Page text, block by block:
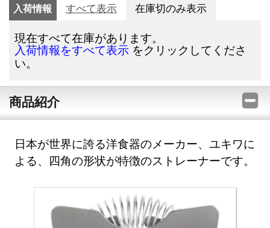
入荷情報 すべて表示 在庫切のみ表示
現在すべて在庫があります。
入荷情報をすべて表示 をクリックしてくださ
い。
商品紹介
日本が世界に誇る洋食器のメーカー、ユキワに
よる、四角の形状が特徴のストレーナーです。